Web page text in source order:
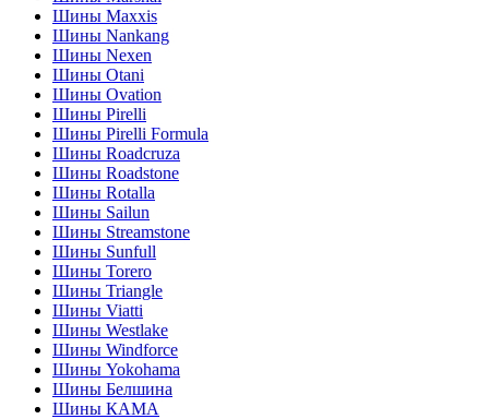
Шины Maxxis
Шины Nankang
Шины Nexen
Шины Otani
Шины Ovation
Шины Pirelli
Шины Pirelli Formula
Шины Roadcruza
Шины Roadstone
Шины Rotalla
Шины Sailun
Шины Streamstone
Шины Sunfull
Шины Torero
Шины Triangle
Шины Viatti
Шины Westlake
Шины Windforce
Шины Yokohama
Шины Белшина
Шины КАМА